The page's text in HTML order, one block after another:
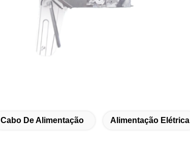
Cabo De Alimentação Alimentação Elétrica